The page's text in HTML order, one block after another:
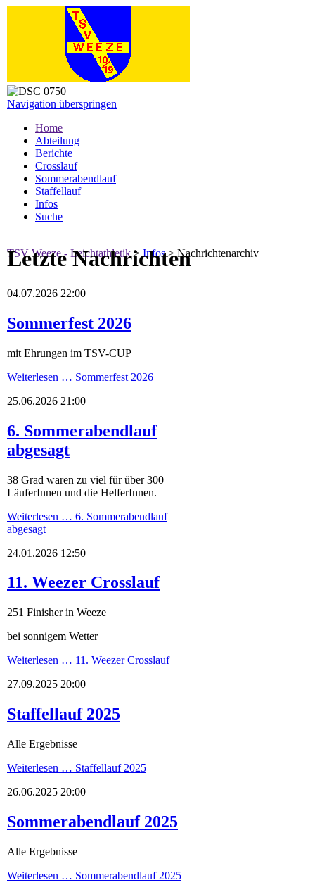
Navigation überspringen
Home
Abteilung
Berichte
Crosslauf
Sommerabendlauf
Staffellauf
Infos
Suche
TSV Weeze - Leichtathletik>Infos>Nachrichtenarchiv
Letzte Nachrichten
04.07.2026 22:00
Sommerfest 2026
mit Ehrungen im TSV-CUP
Weiterlesen … Sommerfest 2026
25.06.2026 21:00
6. Sommerabendlauf
abgesagt
38 Grad waren zu viel für über 300
LäuferInnen und die HelferInnen.
Weiterlesen … 6. Sommerabendlauf
abgesagt
24.01.2026 12:50
11. Weezer Crosslauf
251 Finisher in Weeze
bei sonnigem Wetter
Weiterlesen … 11. Weezer Crosslauf
27.09.2025 20:00
Staffellauf 2025
Alle Ergebnisse
Weiterlesen … Staffellauf 2025
26.06.2025 20:00
Sommerabendlauf 2025
Alle Ergebnisse
Weiterlesen … Sommerabendlauf 2025